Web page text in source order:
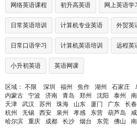
网络英语课程 初升高英语 网上英语学
日常英语培训 计算机专业英语 外贸英
日常口语学习 计算机英语培训 远程英
小升初英语 英语网课
区域： 不限 深圳 福州 焦作 湖州 石家庄
内蒙古
宁波 济南 青岛 郑州 沈阳 泰州
天津
武汉 苏州 珠海 山东 厦门 广东 长春
杭州
无锡 西安 泉州 孝感 东营 葫芦岛
哈尔滨
重庆 成都 长沙 烟台 东莞 佛山